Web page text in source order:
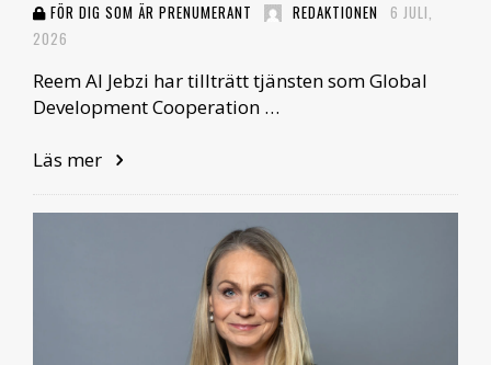
FÖR DIG SOM ÄR PRENUMERANT REDAKTIONEN
6 JULI,
2026
Reem Al Jebzi har tillträtt tjänsten som Global
Development Cooperation …
Läs mer